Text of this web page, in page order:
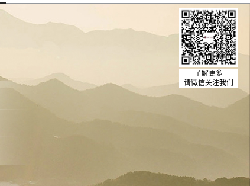
了解更多
请微信关注我们